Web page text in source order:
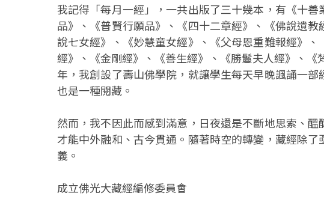
我記得「每月一經」，一共出版了三十幾本，有《十
品》、《普賢行願品》、《四十二章經》、《佛說遺
說七女經》、《妙慧童女經》、《父母恩重難報經》
經》、《金剛經》、《善生經》、《勝鬘夫人經》、
年，我創設了壽山佛學院，就讓學生每天早晚諷誦一
也是一種閱藏。
然而，我不因此而感到滿意，日夜還是不斷地思索、
才能中外融和、古今貫通。隨著時空的轉變，藏經除
義。
成立佛光大藏經編修委員會